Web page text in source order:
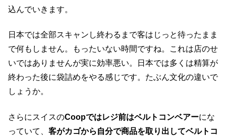
込んでいきます。
日本では全部スキャンし終わるまで客はじっと待ったまま
で何もしません。もったいない時間ですね。これは店のせ
いではありませんが実に効率悪い。日本では多くは精算が
終わった後に袋詰めをやる感じです。たぶん文化の違いで
しょうか。
さらにスイスのCoopではレジ前はベルトコンベアーにな
っていて、 客がカゴから自分で商品を取り出してベルトコ